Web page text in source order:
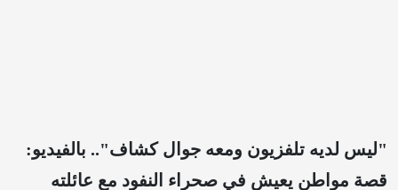
"ليس لديه تلفزيون ومعه جوال كشاف".. بالفيديو:
قصة مواطن يعيش في صحراء النفود مع عائلته